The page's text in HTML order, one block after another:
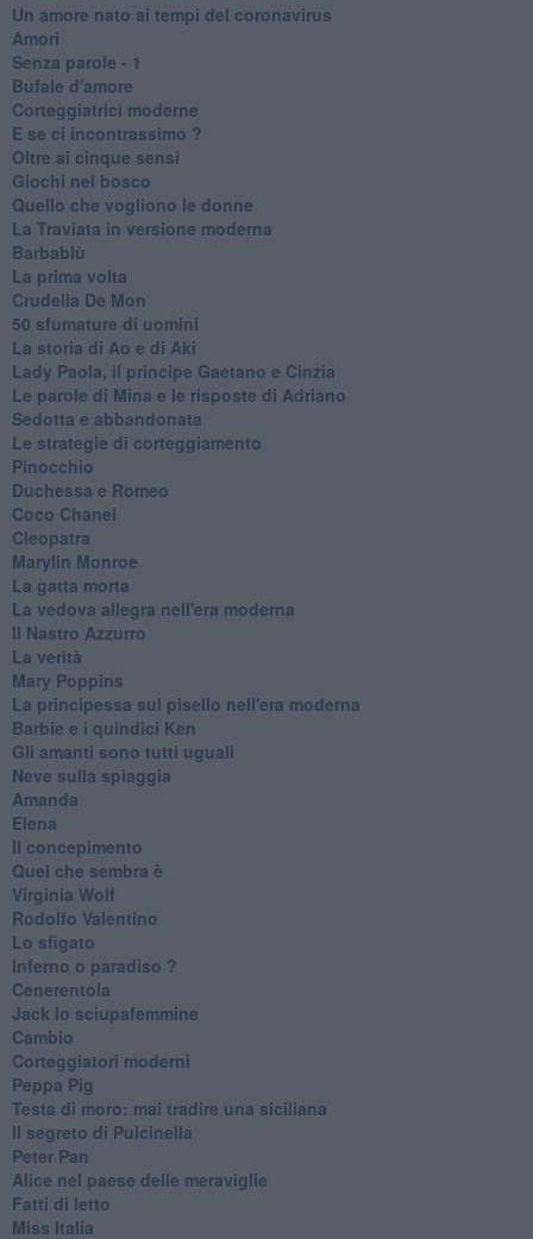
Un amore nato ai tempi del coronavirus
Amori
Senza parole - 1
Bufale d'amore
Corteggiatrici moderne
E se ci incontrassimo ?
Oltre ai cinque sensi
Giochi nel bosco
Quello che vogliono le donne
La Traviata in versione moderna
Barbablù
La prima volta
Crudelia De Mon
50 sfumature di uomini
La storia di Ao e di Aki
Lady Paola, il principe Gaetano e Cinzia
Le parole di Mina e le risposte di Adriano
Sedotta e abbandonata
Le strategie di corteggiamento
Pinocchio
Duchessa e Romeo
Coco Chanel
Cleopatra
Marylin Monroe
La gatta morta
La vedova allegra nell'era moderna
​Il Nastro Azzurro
La verità
Mary Poppins
La principessa sul pisello nell'era moderna
Barbie e i quindici Ken
Gli amanti sono tutti uguali
Neve sulla spiaggia
Amanda
Elena
Il concepimento
Quel che sembra è
Virginia Wolf
Rodolfo Valentino
Lo sfigato
Inferno o paradiso ?
Cenerentola
Jack lo sciupafemmine
Cambio
Corteggiatori moderni
Peppa Pig
Testa di moro: mai tradire una siciliana
Il segreto di Pulcinella
Peter Pan
Alice nel paese delle meraviglie
Fatti di letto
Miss Italia